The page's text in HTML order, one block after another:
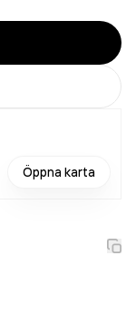
Öppna karta